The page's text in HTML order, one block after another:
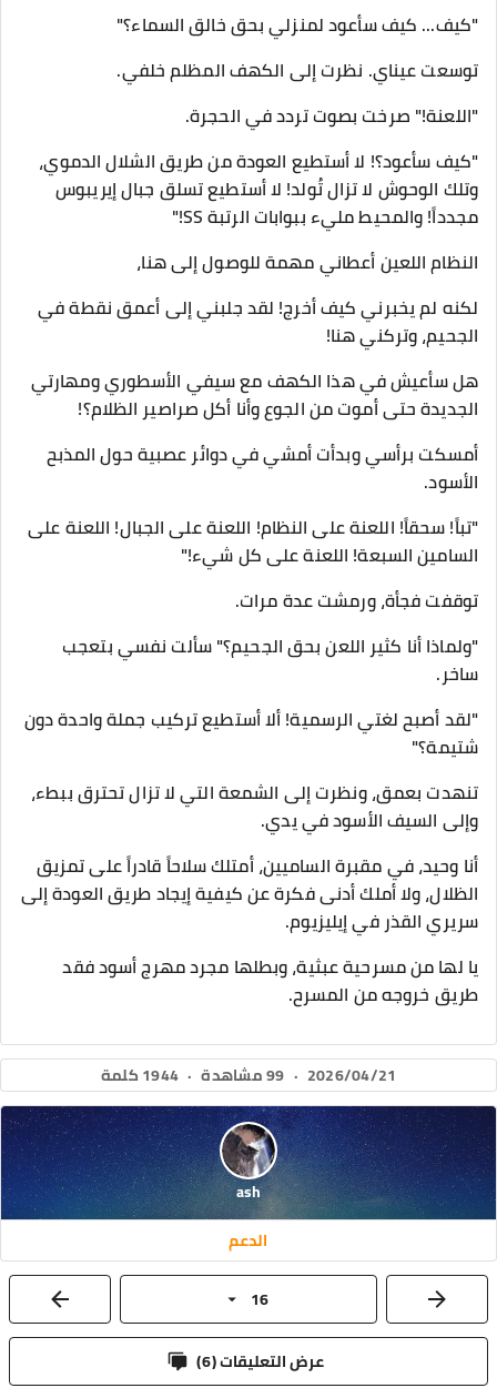
​"كيف... كيف سأعود لمنزلي بحق خالق السماء؟"
​توسعت عيناي. نظرت إلى الكهف المظلم خلفي.
​"اللعنة!" صرخت بصوت تردد في الحجرة.
"كيف سأعود؟! لا أستطيع العودة من طريق الشلال الدموي،
وتلك الوحوش لا تزال تُولد! لا أستطيع تسلق جبال إيريبوس
مجدداً! والمحيط مليء ببوابات الرتبة SS!"
​النظام اللعين أعطاني مهمة للوصول إلى هنا،
لكنه لم يخبرني كيف أخرج! لقد جلبني إلى أعمق نقطة في
الجحيم، وتركني هنا!
هل سأعيش في هذا الكهف مع سيفي الأسطوري ومهارتي
الجديدة حتى أموت من الجوع وأنا أكل صراصير الظلام؟!
​أمسكت برأسي وبدأت أمشي في دوائر عصبية حول المذبح
الأسود.
​"تباً! سحقاً! اللعنة على النظام! اللعنة على الجبال! اللعنة على
السامين السبعة! اللعنة على كل شيء!"
​توقفت فجأة، ورمشت عدة مرات.
​"ولماذا أنا كثير اللعن بحق الجحيم؟" سألت نفسي بتعجب
ساخر.
"لقد أصبح لغتي الرسمية! ألا أستطيع تركيب جملة واحدة دون
شتيمة؟"
​تنهدت بعمق، ونظرت إلى الشمعة التي لا تزال تحترق ببطء،
وإلى السيف الأسود في يدي.
أنا وحيد، في مقبرة الساميين، أمتلك سلاحاً قادراً على تمزيق
الظلال، ولا أملك أدنى فكرة عن كيفية إيجاد طريق العودة إلى
سريري القذر في إيليزيوم.
​يا لها من مسرحية عبثية، وبطلها مجرد مهرج أسود فقد
طريق خروجه من المسرح.
2026/04/21
· 99 مشاهدة · 1944 كلمة
ash
الدعم
16
عرض التعليقات ( 6
)